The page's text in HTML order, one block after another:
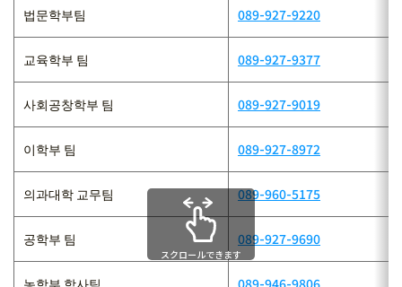
법문학부팀 089-927-9220
교육학부 팀 089-927-9377
사회공창학부 팀 089-927-9019
이학부 팀 089-927-8972
의과대학 교무팀 089-960-5175
공학부 팀 089-927-9690
농학부 학사팀 089-946-9806
スクロールできます